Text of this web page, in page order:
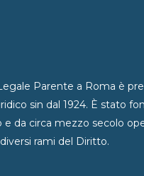
Parente a Roma è
sin dal 1924. È stato
e da circa mezzo secolo
rami del Diritto.